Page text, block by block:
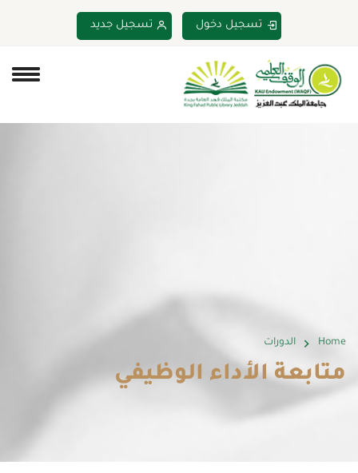
تسجيل دخول تسجيل جديد
Home الدورات
متابعة الأداء الوظيفي